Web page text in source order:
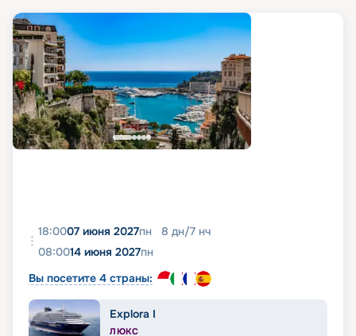
18:0007 июня 2027пн 8 дн/7 нч
08:0014 июня 2027пн
Вы посетите 4 страны:
Explora I
ЛЮКС